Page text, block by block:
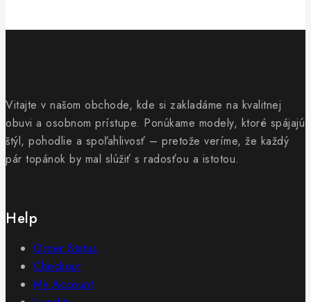
Vitajte v našom obchode, kde si zakladáme na kvalitnej
obuvi a osobnom prístupe. Ponúkame modely, ktoré spájajú
štýl, pohodlie a spoľahlivosť – pretože veríme, že každý
pár topánok by mal slúžiť s radosťou a istotou.
Help
Order Status
Checkout
My Account